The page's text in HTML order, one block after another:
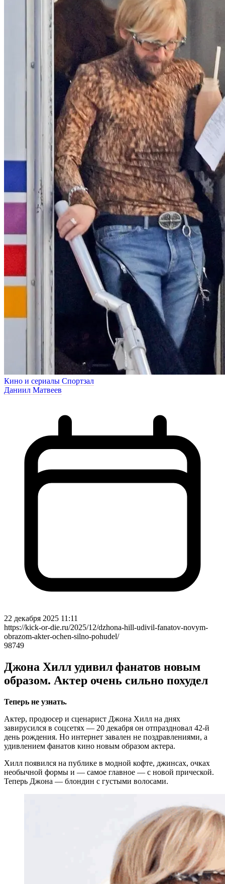
Кино и сериалы Спортзал
Даниил Матвеев
22 декабря 2025 11:11
https://kick-or-die.ru/2025/12/dzhona-hill-udivil-fanatov-novym-
obrazom-akter-ochen-silno-pohudel/
98749
Джона Хилл удивил фанатов новым
образом. Актер очень сильно похудел
Теперь не узнать.
Актер, продюсер и сценарист Джона Хилл на днях
завирусился в соцсетях — 20 декабря он отпраздновал 42-й
день рождения. Но интернет завален не поздравлениями, а
удивлением фанатов кино новым образом актера.
Хилл появился на публике в модной кофте, джинсах, очках
необычной формы и — самое главное — с новой прической.
Теперь Джона — блондин с густыми волосами.